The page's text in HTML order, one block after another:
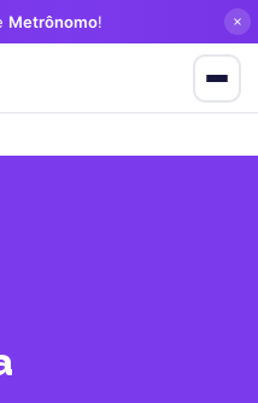
Metrônomo!